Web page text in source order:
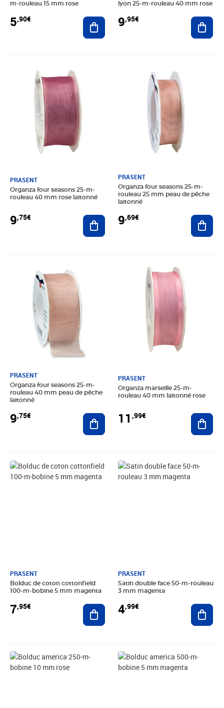
m-rouleau 15 mm rose
5,90€ Ajouter au panier
lyon 25-m-rouleau 40 mm rose
9,95€
PRASENT
Organza four seasons 25-m-
rouleau 40 mm rose laitonné
9,75€
Prix 9,75€
Ajouter au panier
PRASENT
Organza four seasons 25-m-
rouleau 25 mm peau de pêche
laitonné
9,69€
PRASENT
Organza four seasons 25-m-
rouleau 40 mm peau de pêche
laitonné
9,75€ Ajouter au panier
PRASENT
Organza marseille 25-m-
rouleau 40 mm laitonné rose
11 ,99€
Prix 11,99€
PRASENT
Bolduc de coton cottonfield
100-m-bobine 5 mm magenta
7,95€
Prix 7,95€
Ajouter au panier
PRASENT
Satin double face 50-m-rouleau
3 mm magenta
4,99€
Prix 4,99€
Prix 4,49€ Prix 4,49€